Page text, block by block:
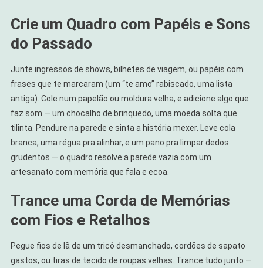
Crie um Quadro com Papéis e Sons
do Passado
Junte ingressos de shows, bilhetes de viagem, ou papéis com
frases que te marcaram (um “te amo” rabiscado, uma lista
antiga). Cole num papelão ou moldura velha, e adicione algo que
faz som — um chocalho de brinquedo, uma moeda solta que
tilinta. Pendure na parede e sinta a história mexer. Leve cola
branca, uma régua pra alinhar, e um pano pra limpar dedos
grudentos — o quadro resolve a parede vazia com um
artesanato com memória que fala e ecoa.
Trance uma Corda de Memórias
com Fios e Retalhos
Pegue fios de lã de um tricô desmanchado, cordões de sapato
gastos, ou tiras de tecido de roupas velhas. Trance tudo junto —